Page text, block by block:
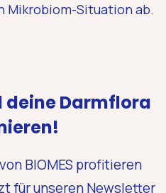
Mikrobiom-Situation ab.
deine Darmflora
BIOMES profitieren
für unseren Newsletter